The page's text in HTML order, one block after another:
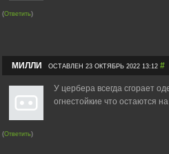
(Ответить)
МИЛЛИ ОСТАВЛЕН 23 ОКТЯБРЬ 2022 13:12 #
У цербера всегда сгорает
огнестойкие что остаются
(Ответить)